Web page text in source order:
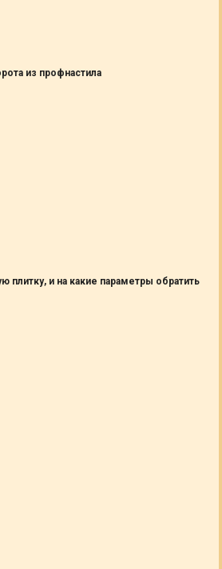
из профнастила
плитку, и на какие параметры обратить